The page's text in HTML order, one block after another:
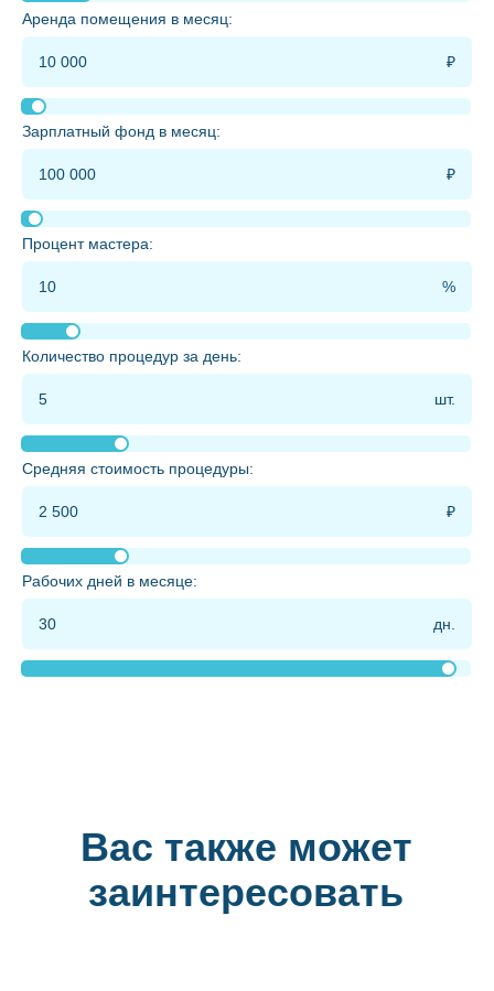
Аренда помещения в месяц:
Зарплатный фонд в месяц:
Процент мастера:
Количество процедур за день:
Средняя стоимость процедуры:
Рабочих дней в месяце:
Вас также может
заинтересовать